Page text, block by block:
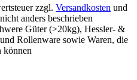
zzgl. Versandkosten und
anders beschrieben
Güter (>20kg), Hessler- &
Rollenware sowie Waren, die
können